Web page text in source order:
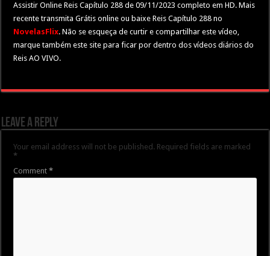
Assistir Online Reis Capítulo 288 de 09/11/2023 completo em HD. Mais
recente transmita Grátis online ou baixe Reis Capítulo 288 no
NovelasFlix. Não se esqueça de curtir e compartilhar este vídeo,
marque também este site para ficar por dentro dos vídeos diários do
Reis AO VIVO.
Leave a Reply
Your email address will not be published. Required fields are marked
*
Comment*